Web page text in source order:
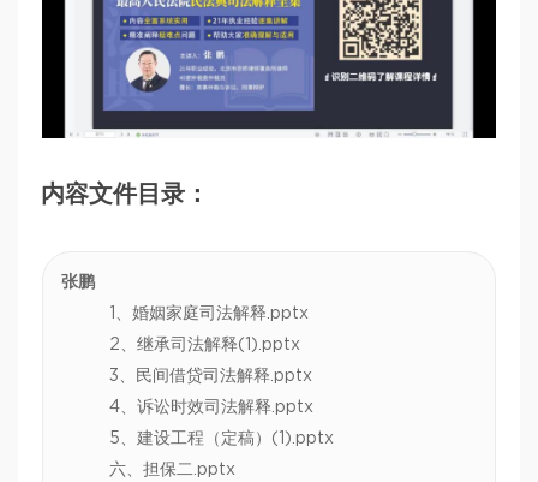
内容文件目录：
张鹏
1、婚姻家庭司法解释.pptx
2、继承司法解释(1).pptx
3、民间借贷司法解释.pptx
4、诉讼时效司法解释.pptx
5、建设工程（定稿）(1).pptx
六、担保二.pptx